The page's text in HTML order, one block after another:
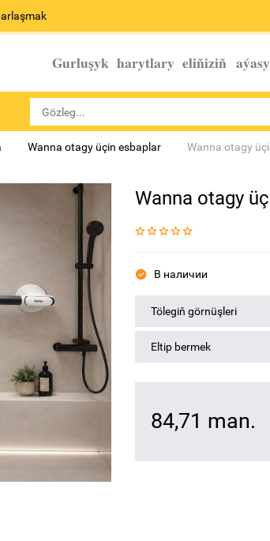
Gurluşyk harytlary eliňiziň
Wanna otagy üçin esbaplar Wanna otagy
Wanna otagy
В наличии
Tölegiň görnüşleri
Eltip bermek
84,71 man.